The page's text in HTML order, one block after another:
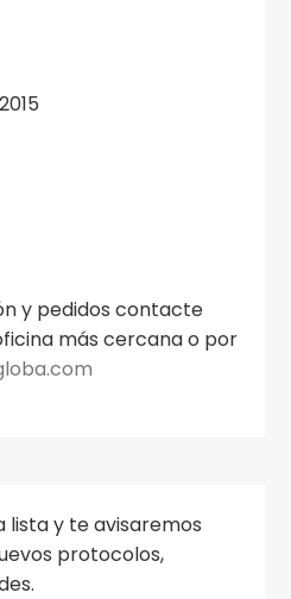
y pedidos contacte
más cercana o por
lista y te avisaremos
protocolos,